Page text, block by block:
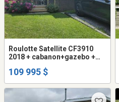
Roulotte Satellite CF3910
2018 + cabanon+gazebo +
site clé en main
109 995 $